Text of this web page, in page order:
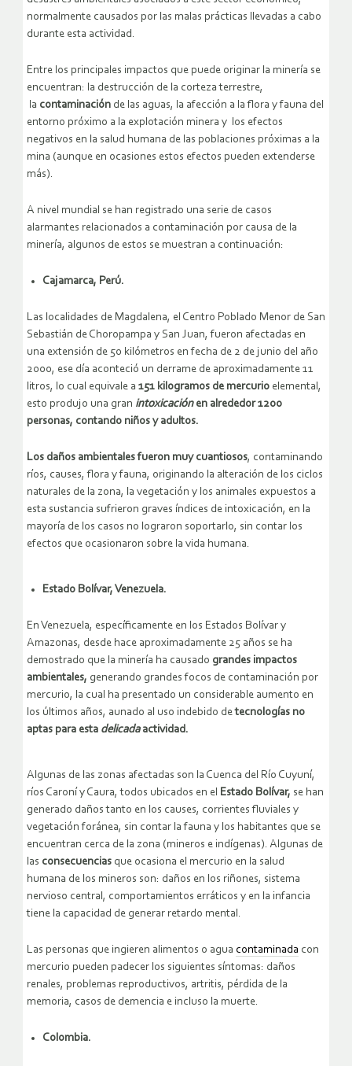
normalmente causados por las malas prácticas llevadas a cabo
durante esta actividad.
Entre los principales impactos que puede originar la minería se
encuentran: la destrucción de la corteza terrestre,
la contaminación de las aguas, la afección a la flora y fauna del
entorno próximo a la explotación minera y los efectos
negativos en la salud humana de las poblaciones próximas a la
mina (aunque en ocasiones estos efectos pueden extenderse
más).
A nivel mundial se han registrado una serie de casos
alarmantes relacionados a contaminación por causa de la
minería, algunos de estos se muestran a continuación:
Cajamarca, Perú.
Las localidades de Magdalena, el Centro Poblado Menor de San
Sebastián de Choropampa y San Juan, fueron afectadas en
una extensión de 50 kilómetros en fecha de 2 de junio del año
2000, ese día aconteció un derrame de aproximadamente 11
litros, lo cual equivale a 151 kilogramos de mercurio elemental,
esto produjo una gran intoxicaciónen alrededor 1200
personas, contando niños y adultos.
Los daños ambientales fueron muy cuantiosos, contaminando
ríos, causes, flora y fauna, originando la alteración de los ciclos
naturales de la zona, la vegetación y los animales expuestos a
esta sustancia sufrieron graves índices de intoxicación, en la
mayoría de los casos no lograron soportarlo, sin contar los
efectos que ocasionaron sobre la vida humana.
Estado Bolívar, Venezuela.
En Venezuela, específicamente en los Estados Bolívar y
Amazonas, desde hace aproximadamente 25 años se ha
demostrado que la minería ha causado grandes impactos
ambientales, generando grandes focos de contaminación por
mercurio, la cual ha presentado un considerable aumento en
los últimos años, aunado al uso indebido detecnologías no
aptas para esta delicadaactividad.
Algunas de las zonas afectadas son la Cuenca del Río Cuyuní,
ríos Caroní y Caura, todos ubicados en el Estado Bolívar, se han
generado daños tanto en los causes, corrientes fluviales y
vegetación foránea, sin contar la fauna y los habitantes que se
encuentran cerca de la zona (mineros e indígenas). Algunas de
las consecuencias que ocasiona el mercurio en la salud
humana de los mineros son: daños en los riñones, sistema
nervioso central, comportamientos erráticos y en la infancia
tiene la capacidad de generar retardo mental.
Las personas que ingieren alimentos o agua contaminada con
mercurio pueden padecer los siguientes síntomas: daños
renales, problemas reproductivos, artritis, pérdida de la
memoria, casos de demencia e incluso la muerte.
Colombia.